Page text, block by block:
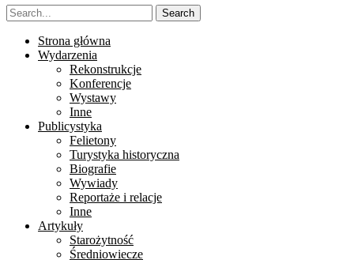
Strona główna
Wydarzenia
Rekonstrukcje
Konferencje
Wystawy
Inne
Publicystyka
Felietony
Turystyka historyczna
Biografie
Wywiady
Reportaże i relacje
Inne
Artykuły
Starożytność
Średniowiecze